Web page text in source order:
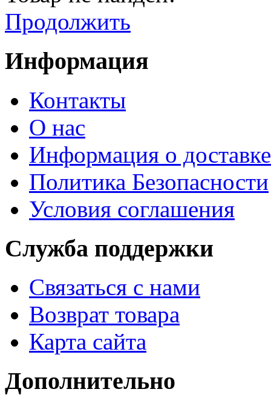
Продолжить
Информация
Контакты
О нас
Информация о доставке
Политика Безопасности
Условия соглашения
Служба поддержки
Связаться с нами
Возврат товара
Карта сайта
Дополнительно